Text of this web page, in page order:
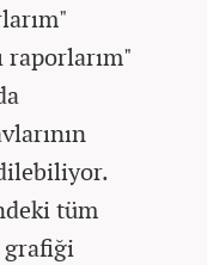
raporlarım"
tüm
grafiği